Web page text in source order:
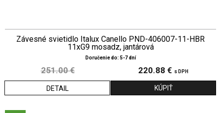
Závesné svietidlo Italux Canello PND-406007-11-HBR
11xG9 mosadz, jantárová
Doručenie do: 5-7 dní
251.00 € 220.88 € s DPH
DETAIL